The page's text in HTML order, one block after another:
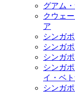
グアム
クウェ
ア
シンガ
シンガ
シンガ
シンガ
イ・ベ
シンガ